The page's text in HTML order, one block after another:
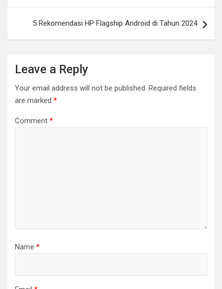
5 Rekomendasi HP Flagship Android di Tahun 2024
Leave a Reply
Your email address will not be published. Required fields
are marked *
Comment *
Name *